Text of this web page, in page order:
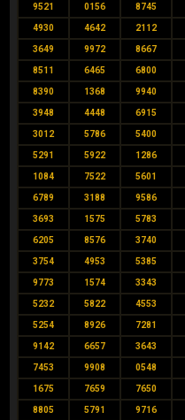
9521 0156 8745
4930 4642 2112
3649 9972 8667
8511 6465 6800
8390 1368 9940
3948 4448 6915
3012 5786 5400
5291 5922 1286
1084 7522 5601
6789 3188 9586
3693 1575 5783
6205 8576 3740
3754 4953 5385
9773 1574 3343
5232 5822 4553
5254 8926 7281
9142 6657 3643
7453 9908 0548
1675 7659 7650
8805 5791 9716